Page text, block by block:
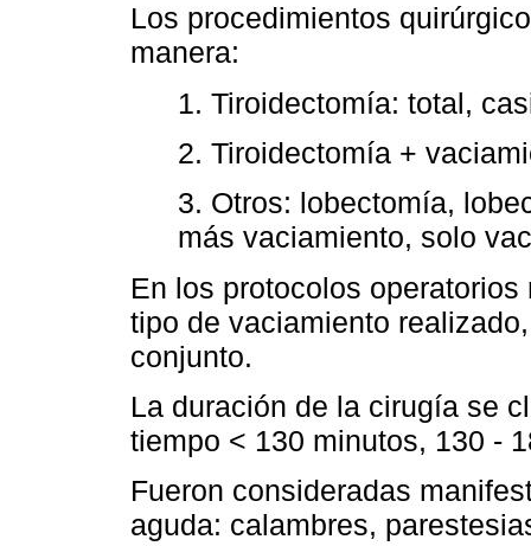
Los procedimientos
manera:
1. Tiroidectomía: total,
2. Tiroidectomía +
3. Otros: lobectomía,
más vaciamiento, solo
En los protocolos
tipo de vaciamiento
conjunto.
La duración de la cirugía se
tiempo < 130 minutos, 130 -
Fueron consideradas
aguda: calambres,